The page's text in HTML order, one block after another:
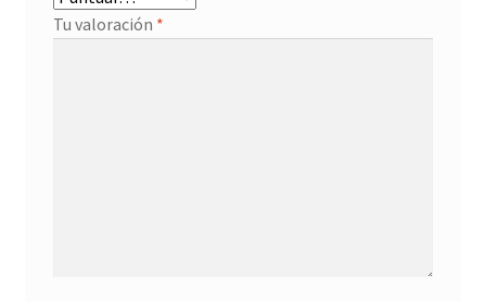
Portada
Tu valoración *